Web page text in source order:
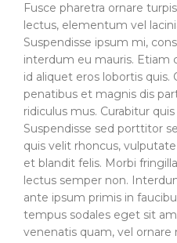
Fusce pharetra ornare
lectus, elementum vel
Suspendisse ipsum mi,
interdum eu mauris. Etiam
id aliquet eros lobortis quis.
penatibus et magnis dis
ridiculus mus. Curabitur
Suspendisse sed porttitor
quis velit rhoncus,
et blandit felis. Morbi
lectus semper non.
ante ipsum primis in
tempus sodales eget sit
venenatis quam, vel ornare